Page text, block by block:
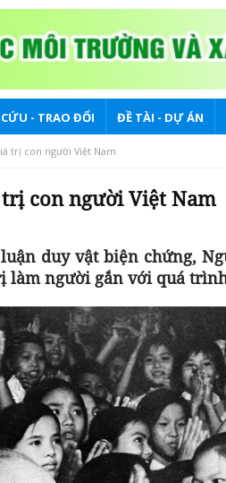
- TRAO ĐỔI ĐỀ TÀI - DỰ ÁN
trị con người Việt Nam
con người Việt Nam
duy vật biện chứng,
làm người gắn với quá